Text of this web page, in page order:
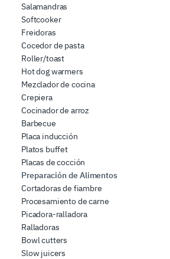
Salamandras
Softcooker
Freidoras
Cocedor de pasta
Roller/toast
Hot dog warmers
Mezclador de cocina
Crepiera
Cocinador de arroz
Barbecue
Placa inducción
Platos buffet
Placas de cocción
Preparación de Alimentos
Cortadoras de fiambre
Procesamiento de carne
Picadora-ralladora
Ralladoras
Bowl cutters
Slow juicers